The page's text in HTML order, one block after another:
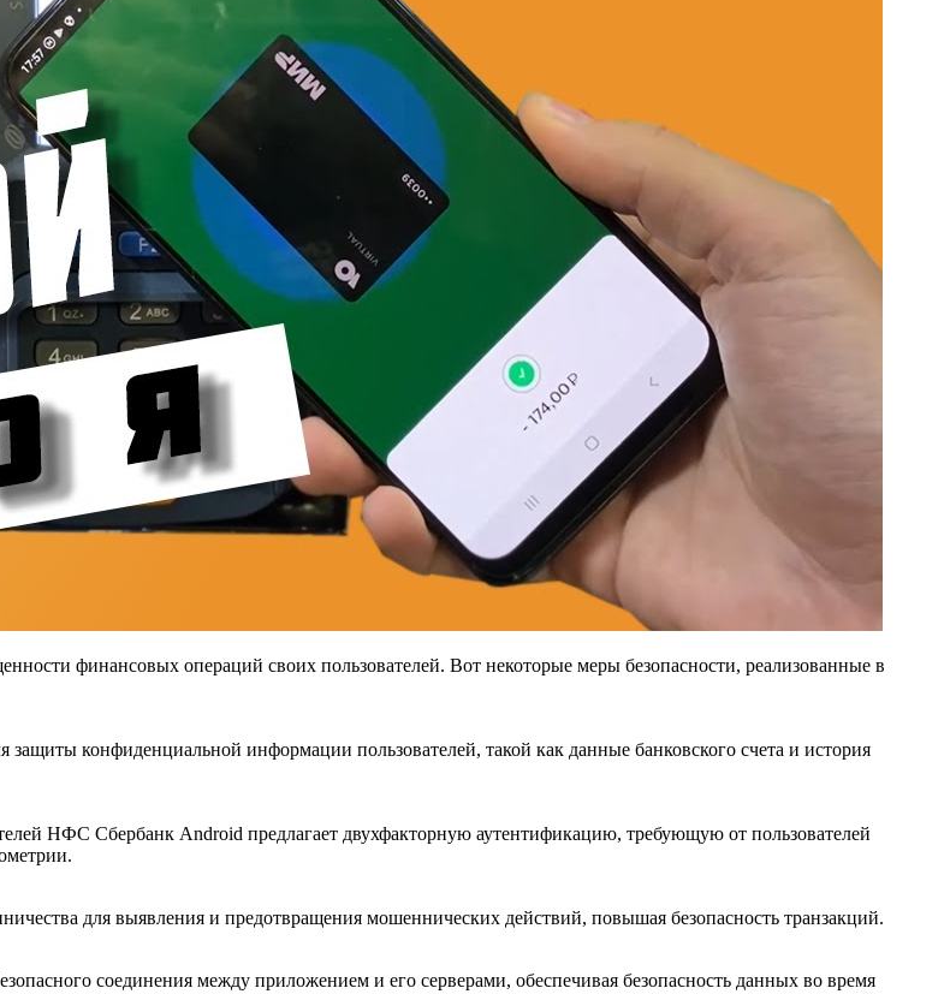
финансовых операций своих пользователей. Вот некоторые меры безопасности, реализованные в
конфиденциальной информации пользователей, такой как данные банковского счета и история
НФС Сбербанк Android предлагает двухфакторную аутентификацию, требующую от пользователей
для выявления и предотвращения мошеннических действий, повышая безопасность транзакций.
соединения между приложением и его серверами, обеспечивая безопасность данных во время